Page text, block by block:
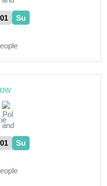
02 Su
02 Su